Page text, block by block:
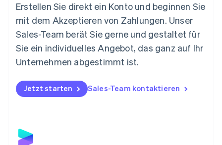
Erstellen Sie direkt ein Konto und beginnen Sie
mit dem Akzeptieren von Zahlungen. Unser
Sales-Team berät Sie gerne und gestaltet für
Sie ein individuelles Angebot, das ganz auf Ihr
Unternehmen abgestimmt ist.
Jetzt starten Sales-Team kontaktieren
English
Niederlande
Nederlands English
Norwegen
English
Österreich
Polen
English
Portugal
Schweden